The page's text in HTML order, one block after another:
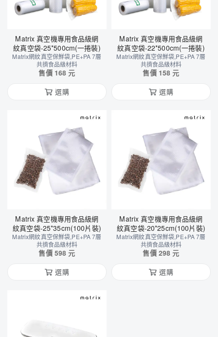
Matrix 真空機專用食品級網
紋真空袋-25*500cm(一捲裝)
Matrix網紋真空保鮮袋,PE+PA 7層
共擠食品級材料
售價 168 元
選購
Matrix 真空機專用食品級網
紋真空袋-22*500cm(一捲裝)
Matrix網紋真空保鮮袋,PE+PA 7層
共擠食品級材料
售價 158 元
選購
Matrix 真空機專用食品級網
紋真空袋-25*35cm(100片裝)
Matrix網紋真空保鮮袋,PE+PA 7層
共擠食品級材料
售價 598 元
選購
Matrix 真空機專用食品級網
紋真空袋-20*25cm(100片裝)
Matrix網紋真空保鮮袋,PE+PA 7層
共擠食品級材料
售價 298 元
選購